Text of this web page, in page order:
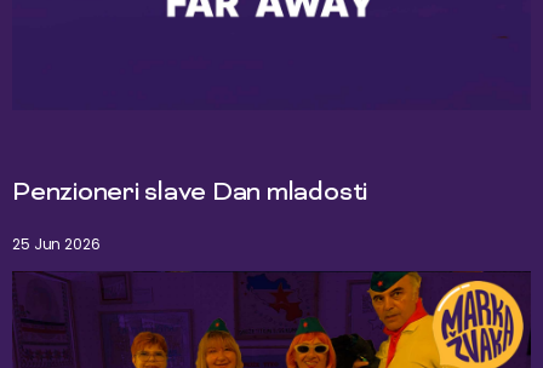
Penzioneri slave Dan mladosti
25 Jun 2026